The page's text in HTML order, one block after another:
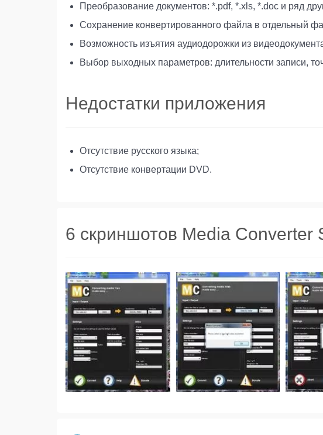
Преобразование документов: *.pdf, *.xls, *.doc и ряд
Сохранение конвертированного файла в отдельный
Возможность изъятия аудиодорожки из
Выбор выходных параметров: длительности записи,
Недостатки приложения
Отсутствие русского языка;
Отсутствие конвертации DVD.
6 скриншотов Media Converter